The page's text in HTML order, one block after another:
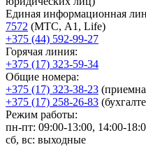
Единая информационная
7572 (МТС, A1, Life)
+375 (44) 592-99-27
Горячая линия:
+375 (17) 323-59-34
Общие номера:
+375 (17) 323-38-23
+375 (17) 258-26-83
Режим работы:
пн-пт: 09:00-13:00, 14:00-
сб, вс: выходные